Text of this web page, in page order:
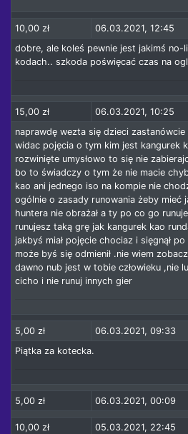
10,00 zł 06.03.2021, 12:45
dobre, ale koleś pewnie jest jakimś
kodach.. szkoda poświęcać czas na
15,00 zł 06.03.2021, 10:25
naprawdę wezta się dzieci
widac pojęcia o tym kim jest kangurek
rozwinięte umysłowo to się nie
bo to świadczy o tym że nie macie
kao ani jednego iso na kompie nie
ogólnie o zasady runowania żeby mieć
huntera nie obrażał a ty po co go
runujesz taką grę jak kangurek kao
jakbyś miał pojęcie chociaz i sięgnął
może byś się odmienił .nie wiem
dawno nub jest w tobie człowieku ,nie
cicho i nie runuj innych gier
5,00 zł 06.03.2021, 09:33
Piątka za kotecka.
5,00 zł 06.03.2021, 00:09
10,00 zł 05.03.2021, 22:45